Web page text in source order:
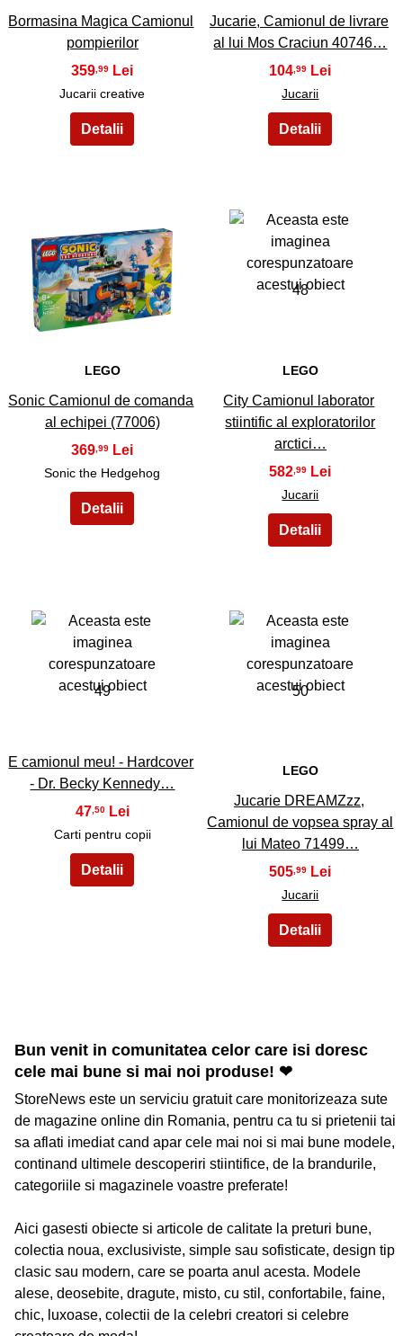
Bormasina Magica Camionul
pompierilor
359 ,99
Jucarii creative
Jucarie, Camionul de livrare
al lui Mos Craciun 40746…
104 ,99
Jucarii
47
LEGO
Sonic Camionul de comanda
al echipei (77006)
369 ,99
Sonic the Hedgehog
48
LEGO
City Camionul laborator
stiintific al exploratorilor
arctici…
582 ,99
Jucarii
49
E camionul meu! - Hardcover
- Dr. Becky Kennedy…
47,50
Carti pentru copii
50
LEGO
Jucarie DREAMZzz,
Camionul de vopsea spray al
lui Mateo 71499…
505 ,99
Jucarii
Bun venit in comunitatea celor care isi doresc
cele mai bune si mai noi produse! ❤
StoreNews este un serviciu gratuit care monitorizeaza sute
de magazine online din Romania, pentru ca tu si prietenii tai
sa aflati imediat cand apar cele mai noi si mai bune modele,
continand ultimele descoperiri stiintifice, de la brandurile,
categoriile si magazinele voastre preferate!
Aici gasesti obiecte si articole de calitate la preturi bune,
colectia noua, exclusiviste, simple sau sofisticate, design tip
clasic sau modern, care se poarta anul acesta. Modele
alese, deosebite, dragute, misto, cu stil, confortabile, faine,
chic, luxoase, colectii de la celebri creatori si celebre